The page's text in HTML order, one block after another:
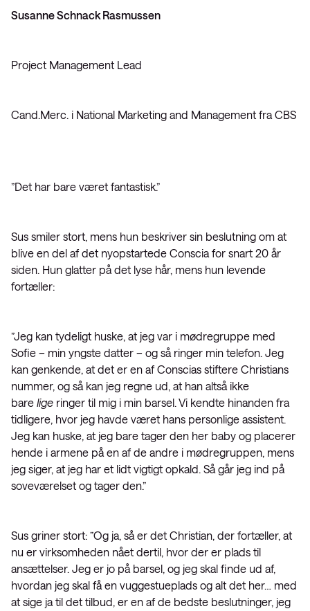
Susanne Schnack Rasmussen
Project Management Lead
Cand.Merc. i National Marketing and Management fra CBS
”Det har bare været fantastisk.”
Sus smiler stort, mens hun beskriver sin beslutning om at
blive en del af det nyopstartede Conscia for snart 20 år
siden. Hun glatter på det lyse hår, mens hun levende
fortæller:
”Jeg kan tydeligt huske, at jeg var i mødregruppe med
Sofie – min yngste datter – og så ringer min telefon. Jeg
kan genkende, at det er en af Conscias stiftere Christians
nummer, og så kan jeg regne ud, at han altså ikke
bare lige ringer til mig i min barsel. Vi kendte hinanden fra
tidligere, hvor jeg havde været hans personlige assistent.
Jeg kan huske, at jeg bare tager den her baby og placerer
hende i armene på en af de andre i mødregruppen, mens
jeg siger, at jeg har et lidt vigtigt opkald. Så går jeg ind på
soveværelset og tager den.”
Sus griner stort: ”Og ja, så er det Christian, der fortæller, at
nu er virksomheden nået dertil, hvor der er plads til
ansættelser. Jeg er jo på barsel, og jeg skal finde ud af,
hvordan jeg skal få en vuggestueplads og alt det her… med
at sige ja til det tilbud, er en af de bedste beslutninger, jeg